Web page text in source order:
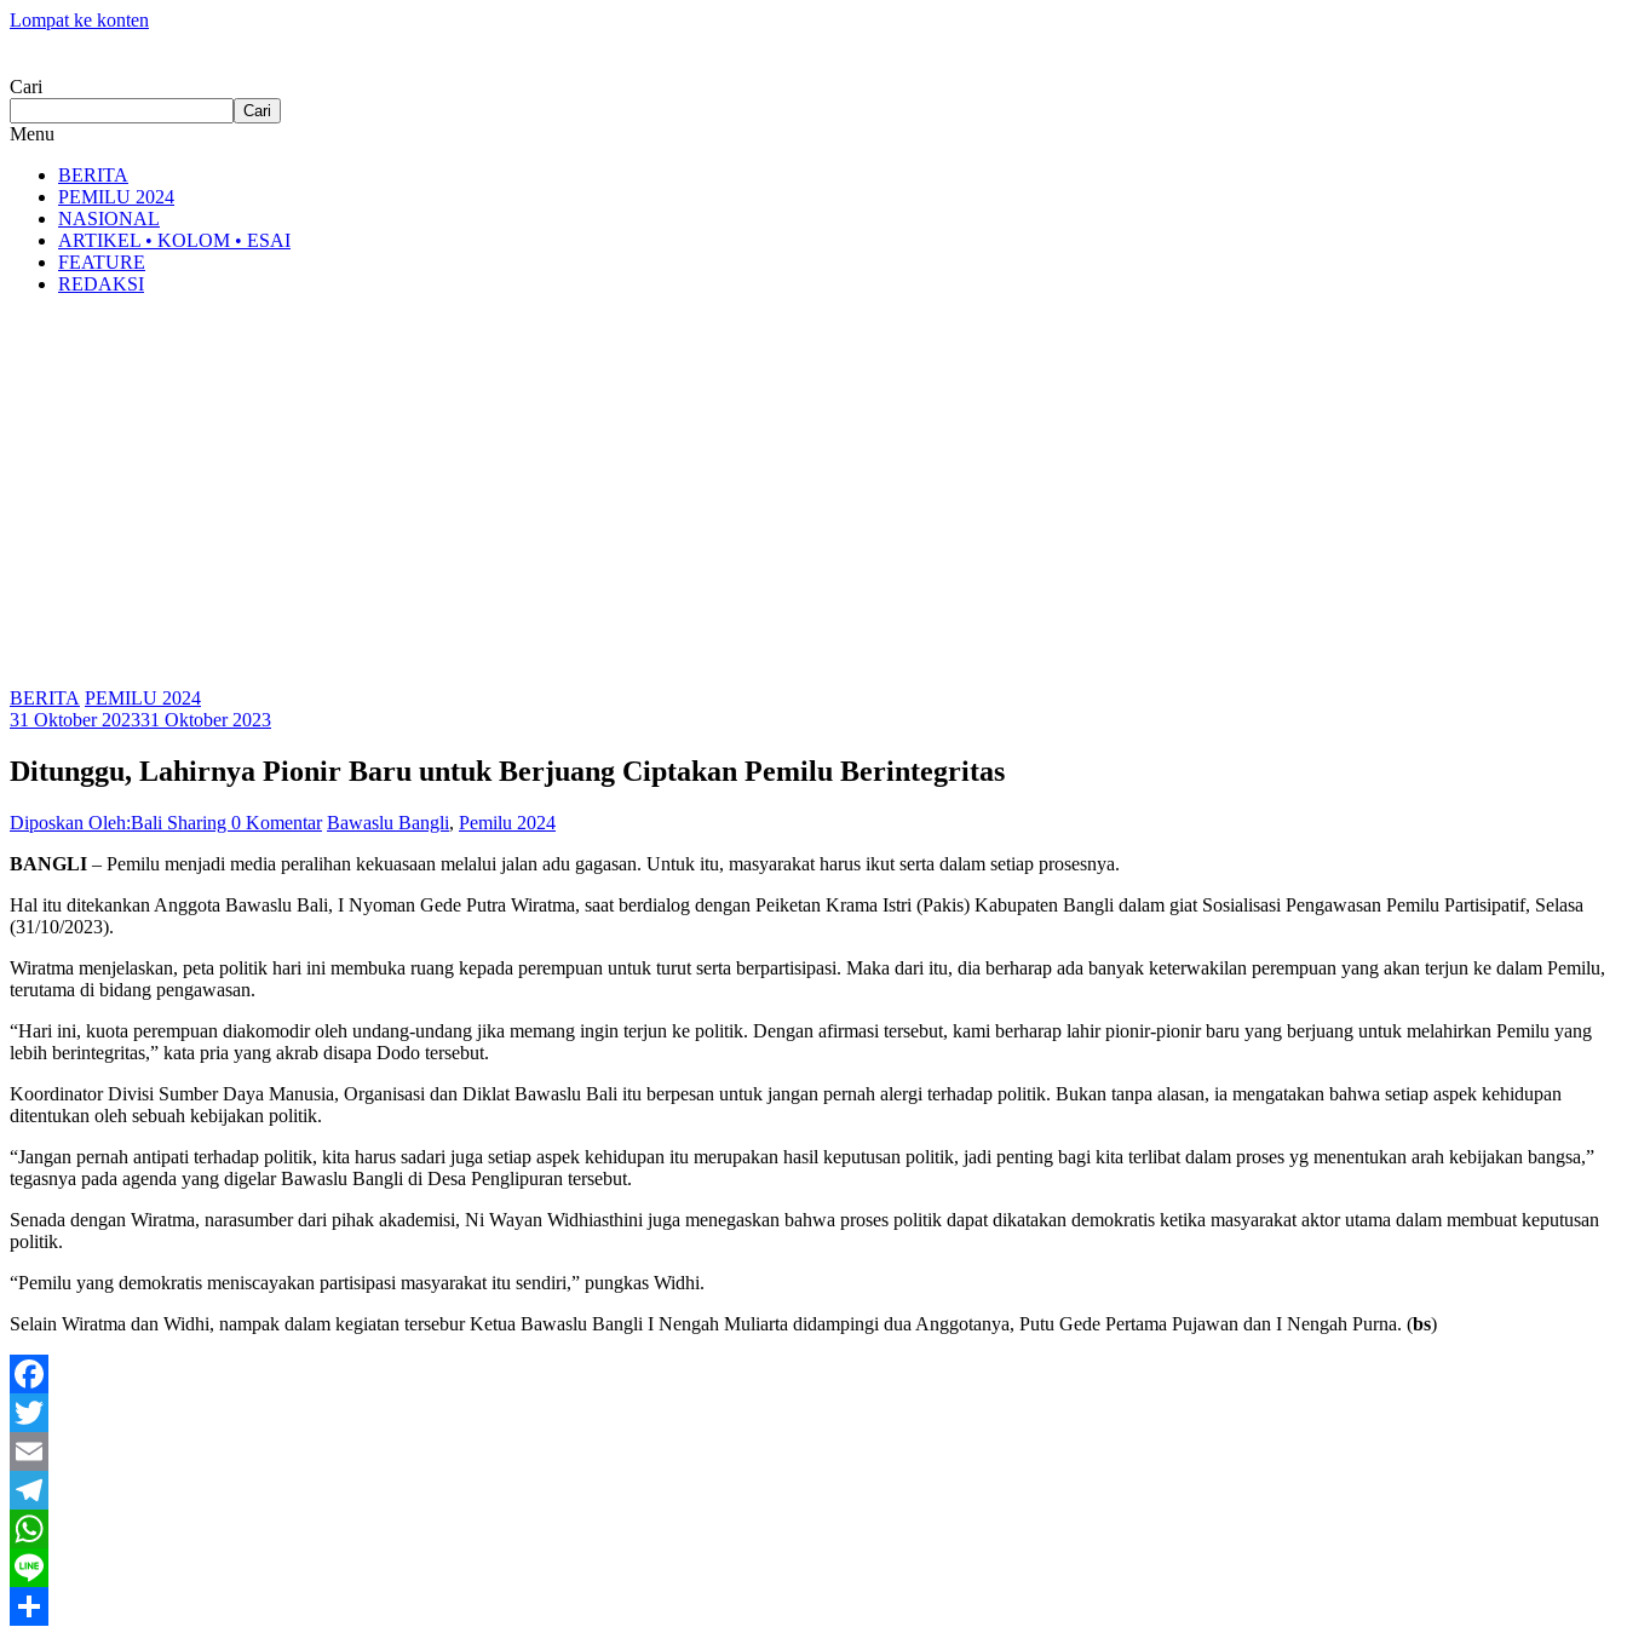
Lompat ke konten
Cari
Cari
Menu
BERITA
PEMILU 2024
NASIONAL
ARTIKEL • KOLOM • ESAI
FEATURE
REDAKSI
BERITA PEMILU 2024
31 Oktober 202331 Oktober 2023
Ditunggu, Lahirnya Pionir Baru untuk Berjuang Ciptakan Pemilu Berintegritas
Diposkan Oleh:Bali Sharing 0 Komentar Bawaslu Bangli, Pemilu 2024
BANGLI – Pemilu menjadi media peralihan kekuasaan melalui jalan adu gagasan. Untuk itu, masyarakat harus ikut serta dalam setiap prosesnya.
Hal itu ditekankan Anggota Bawaslu Bali, I Nyoman Gede Putra Wiratma, saat berdialog dengan Peiketan Krama Istri (Pakis) Kabupaten Bangli dalam giat Sosialisasi Pengawasan Pemilu Partisipatif, Selasa
(31/10/2023).
Wiratma menjelaskan, peta politik hari ini membuka ruang kepada perempuan untuk turut serta berpartisipasi. Maka dari itu, dia berharap ada banyak keterwakilan perempuan yang akan terjun ke dalam Pemilu,
terutama di bidang pengawasan.
“Hari ini, kuota perempuan diakomodir oleh undang-undang jika memang ingin terjun ke politik. Dengan afirmasi tersebut, kami berharap lahir pionir-pionir baru yang berjuang untuk melahirkan Pemilu yang
lebih berintegritas,” kata pria yang akrab disapa Dodo tersebut.
Koordinator Divisi Sumber Daya Manusia, Organisasi dan Diklat Bawaslu Bali itu berpesan untuk jangan pernah alergi terhadap politik. Bukan tanpa alasan, ia mengatakan bahwa setiap aspek kehidupan
ditentukan oleh sebuah kebijakan politik.
“Jangan pernah antipati terhadap politik, kita harus sadari juga setiap aspek kehidupan itu merupakan hasil keputusan politik, jadi penting bagi kita terlibat dalam proses yg menentukan arah kebijakan bangsa,”
tegasnya pada agenda yang digelar Bawaslu Bangli di Desa Penglipuran tersebut.
Senada dengan Wiratma, narasumber dari pihak akademisi, Ni Wayan Widhiasthini juga menegaskan bahwa proses politik dapat dikatakan demokratis ketika masyarakat aktor utama dalam membuat keputusan
politik.
“Pemilu yang demokratis meniscayakan partisipasi masyarakat itu sendiri,” pungkas Widhi.
Selain Wiratma dan Widhi, nampak dalam kegiatan tersebur Ketua Bawaslu Bangli I Nengah Muliarta didampingi dua Anggotanya, Putu Gede Pertama Pujawan dan I Nengah Purna. (bs)
Facebook
Twitter
Email
Telegram
WhatsApp
Line